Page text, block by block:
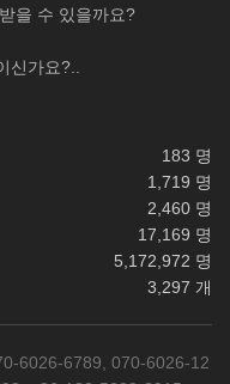
을 수 있을까요?
가요?..
183 명
1,719 명
2,460 명
17,169 명
5,172,972 명
3,297 개
6026-6789, 070-6026-12